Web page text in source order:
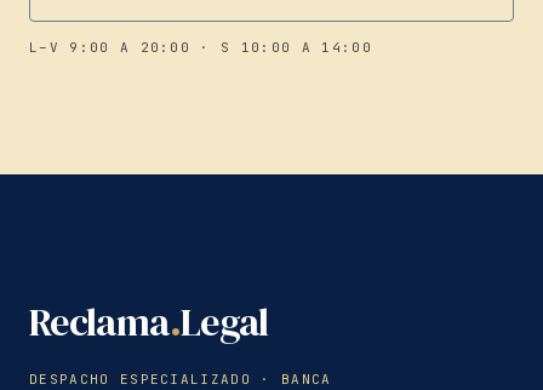
L–V 9:00 A 20:00 · S 10:00 A 14:00
Reclama.Legal
DESPACHO ESPECIALIZADO · BANCA